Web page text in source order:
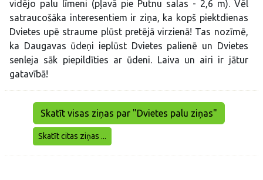
vidējo palu līmeni (pļavā pie Putnu salas - 2,6 m). Vēl
satraucošāka interesentiem ir ziņa, ka kopš piektdienas
Dvietes upē straume plūst pretējā virzienā! Tas nozīmē,
ka Daugavas ūdeņi ieplūst Dvietes palienē un Dvietes
senleja sāk piepildīties ar ūdeni. Laiva un airi ir jātur
gatavībā!
Skatīt visas ziņas par "Dvietes palu ziņas"
Skatīt citas ziņas ...